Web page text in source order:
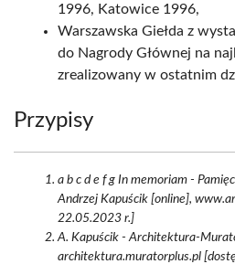
1996, Katowice 1996,
Warszawska Giełda z
do Nagrody Głównej na
zrealizowany w ostatnim
Przypisy
a b c d e f g In memoriam -
Andrzej Kapuścik [online],
22.05.2023 r.]
A. Kapuścik - Architektura-
architektura.muratorplus.pl